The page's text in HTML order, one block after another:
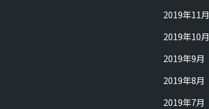
2019年11月
2019年10月
2019年9月
2019年8月
2019年7月